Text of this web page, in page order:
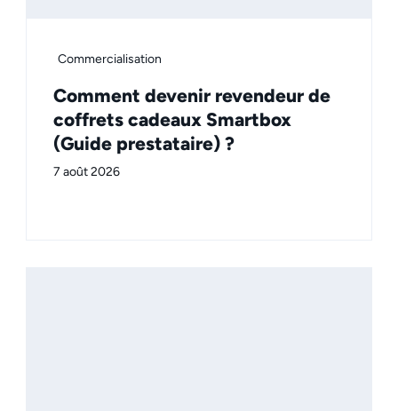
Commercialisation
Comment devenir revendeur de
coffrets cadeaux Smartbox
(Guide prestataire) ?
7 août 2026